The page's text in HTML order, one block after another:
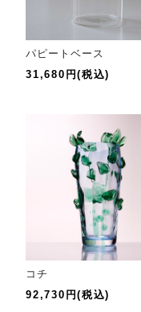
パピートベース
31,680円(税込)
コチ
92,730円(税込)